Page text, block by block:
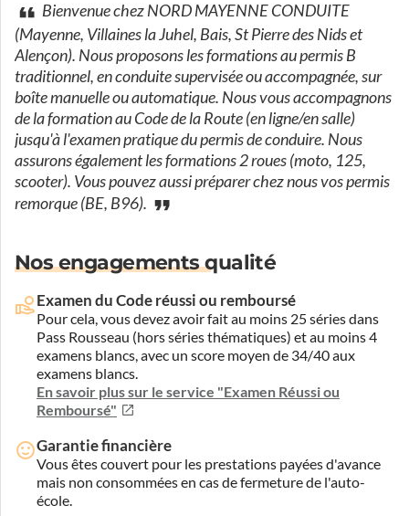
Bienvenue chez NORD MAYENNE CONDUITE
(Mayenne, Villaines la Juhel, Bais, St Pierre des Nids et
Alençon). Nous proposons les formations au permis B
traditionnel, en conduite supervisée ou accompagnée, sur
boîte manuelle ou automatique. Nous vous accompagnons
de la formation au Code de la Route (en ligne/en salle)
jusqu'à l'examen pratique du permis de conduire. Nous
assurons également les formations 2 roues (moto, 125,
scooter). Vous pouvez aussi préparer chez nous vos permis
remorque (BE, B96).
Nos engagements qualité
Examen du Code réussi ou remboursé
Pour cela, vous devez avoir fait au moins 25 séries dans
Pass Rousseau (hors séries thématiques) et au moins 4
examens blancs, avec un score moyen de 34/40 aux
examens blancs.
En savoir plus sur le service "Examen Réussi ou
Remboursé"
Garantie financière
Vous êtes couvert pour les prestations payées d'avance
mais non consommées en cas de fermeture de l'auto-
école.